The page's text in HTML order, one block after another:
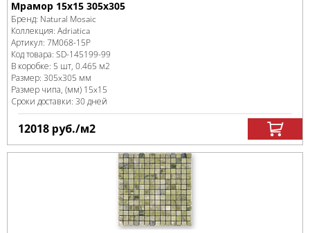
Мрамор 15x15 305х305
Бренд: Natural Mosaic
Коллекция: Adriatica
Артикул: 7M068-15P
Код товара: SD-145199-99
В коробке: 5 шт, 0.465 м2
Размер: 305x305 мм
Размер чипа, (мм) 15x15
Сроки доставки: 30 дней
12018 руб./м2